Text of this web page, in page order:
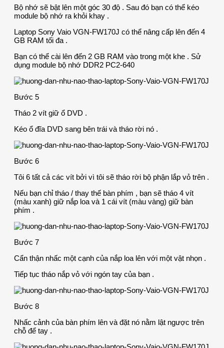
Bộ nhớ sẽ bật lên một góc 30 độ . Sau đó bạn có thể kéo
module bộ nhớ ra khỏi khay .
Laptop Sony Vaio VGN-FW170J có thể nâng cấp lên đến 4
GB RAM tối đa .
Bạn có thể cài lên đến 2 GB RAM vào trong một khe . Sử
dụng module bộ nhớ DDR2 PC2-640
Bước 5
Tháo 2 vít giữ ổ DVD .
Kéo ổ đĩa DVD sang bên trái và tháo rời nó .
Bước 6
Tôi 6 tất cả các vít bởi vì tôi sẽ tháo rời bộ phận lắp vỏ trên .
Nếu bạn chỉ tháo / thay thế bàn phím , bạn sẽ tháo 4 vít
(màu xanh) giữ nắp loa và 1 cái vít (màu vàng) giữ bàn
phím .
Bước 7
Cẩn thận nhấc một cạnh của nắp loa lên với một vật nhọn .
Tiếp tục tháo nắp vỏ với ngón tay của bạn .
Bước 8
Nhấc cảnh của bàn phím lên và đặt nó nằm lật ngược trên
chỗ để tay .